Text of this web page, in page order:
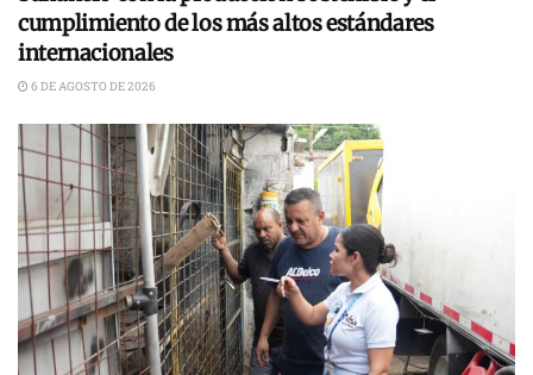
cumplimiento de los más altos estándares
internacionales
6 DE AGOSTO DE 2026